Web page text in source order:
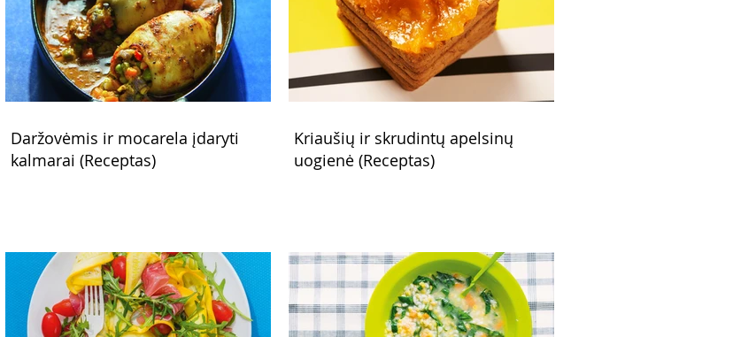
Daržovėmis ir mocarela įdaryti
kalmarai (Receptas)
Kriaušių ir skrudintų apelsinų
uogienė (Receptas)